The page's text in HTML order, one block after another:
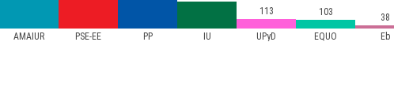
AMAIUR PSE-EE PP IU UPyD EQUO Eb
113
103 38